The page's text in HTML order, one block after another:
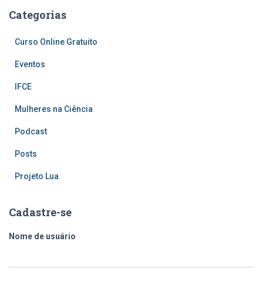
Categorias
Curso Online Gratuito
Eventos
IFCE
Mulheres na Ciência
Podcast
Posts
Projeto Lua
Cadastre-se
Nome de usuário